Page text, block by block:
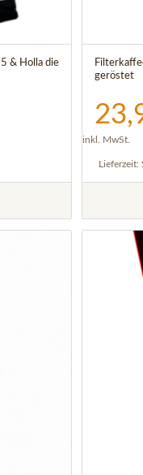
& Holla die
geröstet
inkl. MwSt.
Lieferzeit: